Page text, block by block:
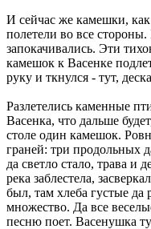
И сейчас же камешки,
полетели во все
запокачивались. Эти
камешок к Васенке
руку и ткнулся - тут,
Разлетелись каменные
Васенка, что дальше
столе один камешок.
граней: три продольных
да светло стало, трава и
река заблестела,
был, там хлеба густые
множество. Да все
песню поет. Васенушка